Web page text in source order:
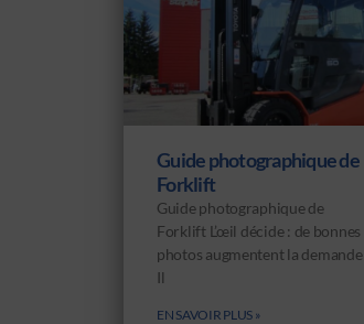
Guide photographique de
Forklift
Guide photographique de
Forklift L’œil décide : de bonnes
photos augmentent la demande
Il
EN SAVOIR PLUS »